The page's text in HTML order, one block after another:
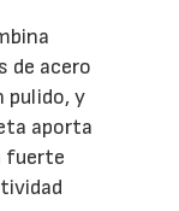
de acero
pulido, y
aporta
fuerte